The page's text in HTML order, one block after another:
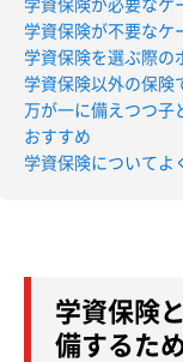
学資保険が必要なケ
学資保険が不要なケ
学資保険を選ぶ際の
学資保険以外の保険
万が一に備えつつ子
おすすめ
学資保険についてよ
学資保険
備するた